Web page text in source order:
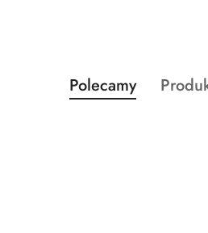
Pomiń karuzelę produktów
Produkty
o
Polecamy